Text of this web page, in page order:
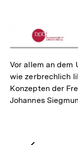
Vor allem an dem
wie zerbrechlich
Konzepten der
Johannes